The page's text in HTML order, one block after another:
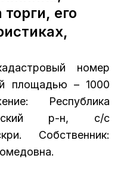
его
номер
площадью – 1000
Республика
р-н, с/с
Собственник: